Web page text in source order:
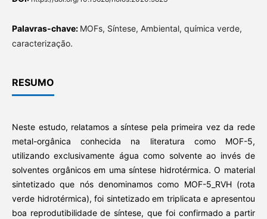
Palavras-chave: MOFs, Síntese, Ambiental, química verde,
caracterização.
RESUMO
Neste estudo, relatamos a síntese pela primeira vez da rede
metal-orgânica conhecida na literatura como MOF-5,
utilizando exclusivamente água como solvente ao invés de
solventes orgânicos em uma síntese hidrotérmica. O material
sintetizado que nós denominamos como MOF-5_RVH (rota
verde hidrotérmica), foi sintetizado em triplicata e apresentou
boa reprodutibilidade de síntese, que foi confirmado a partir